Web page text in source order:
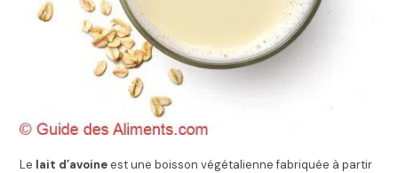
Le lait d’avoineest une boisson végétalienne fabriquée à partir